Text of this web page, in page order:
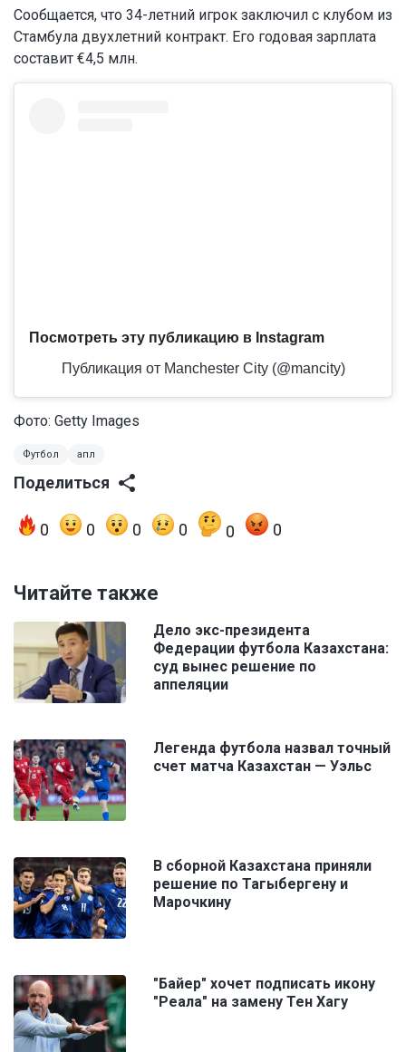
Сообщается, что 34-летний игрок заключил с клубом из
Стамбула двухлетний контракт. Его годовая зарплата
составит €4,5 млн.
Посмотреть эту публикацию в Instagram
Публикация от Manchester City (@mancity)
Фото: Getty Images
Футбол апл
Поделиться
0 0 0 0 0 0
Читайте также
Дело экс-президента
Федерации футбола Казахстана:
суд вынес решение по
аппеляции
Легенда футбола назвал точный
счет матча Казахстан — Уэльс
В сборной Казахстана приняли
решение по Тагыбергену и
Марочкину
"Байер" хочет подписать икону
"Реала" на замену Тен Хагу